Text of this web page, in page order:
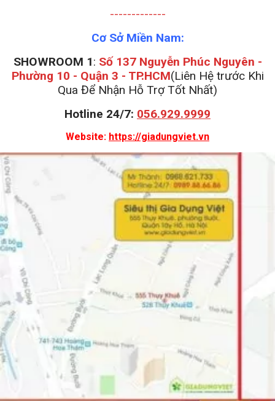
-------------
Cơ Sở Miền Nam:
SHOWROOM 1: Số 137 Nguyễn Phúc Nguyên -
Phường 10 - Quận 3 - TP.HCM(Liên Hệ trước Khi
Qua Để Nhận Hỗ Trợ Tốt Nhất)
Hotline 24/7: 056.929.9999
Website: https://giadungviet.vn